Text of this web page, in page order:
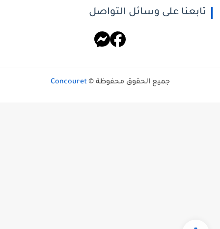
تابعنا على وسائل التواصل
جميع الحقوق محفوظة © Concouret